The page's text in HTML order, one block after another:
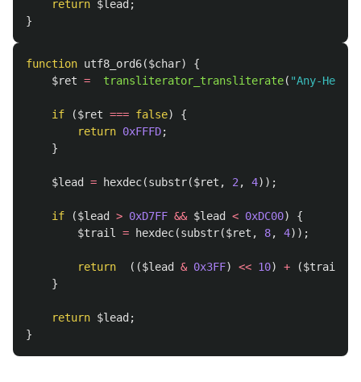
return $lead ;
}
function utf8_ord6($char)
{
$ret = transliterator_transliterate( "Any-Hex/
if ($ret === false)
{
return 0xFFFD;
}
$lead = hexdec(substr($ret , 2 , 4));
if ($lead > 0xD7FF && $lead < 0xDC00)
{
$trail
= hexdec(substr($ret , 8, 4));
return (($lead & 0x3FF) << 10) + ($trail
}
return $lead ;
}